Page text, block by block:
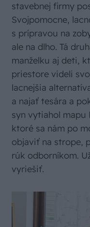
stavebnej firmy
Svojpomocne,
s prípravou na
ale na dlho. Tá
manželku aj deti,
priestore videli
lacnejšia
a najať tesára a
syn vytiahol mapu
ktoré sa nám po
objaviť na strope,
rúk odborníkom.
vyriešiť.